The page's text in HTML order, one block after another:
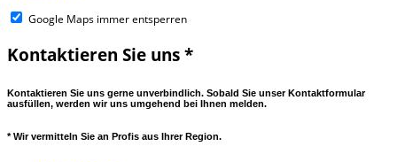
Google Maps immer entsperren
Kontaktieren Sie uns *
Kontaktieren Sie uns gerne unverbindlich. Sobald Sie unser Kontaktformular
ausfüllen, werden wir uns umgehend bei Ihnen melden.
* Wir vermitteln Sie an Profis aus Ihrer Region.